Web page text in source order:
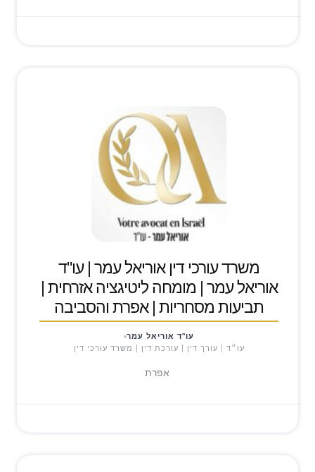
משרד עורכי דין אוריאל עמר | עו"ד
אוריאל עמר | מומחה ליטיגציה אזרחית |
תביעות מסחריות | אפרת והסביבה
עו"ד אוריאל עמר
עו״ד | עורך דין | עורכת דין | משרד עורכי דין
אפרת